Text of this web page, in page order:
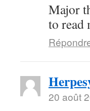
Major
to read
20 août